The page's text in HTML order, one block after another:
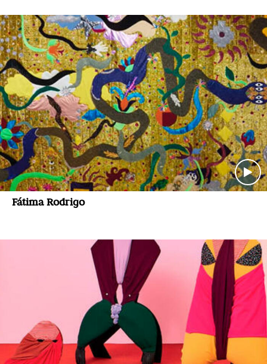
Fátima Rodrigo